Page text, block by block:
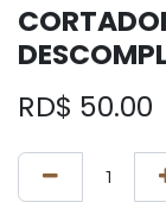
RD$ 50.00